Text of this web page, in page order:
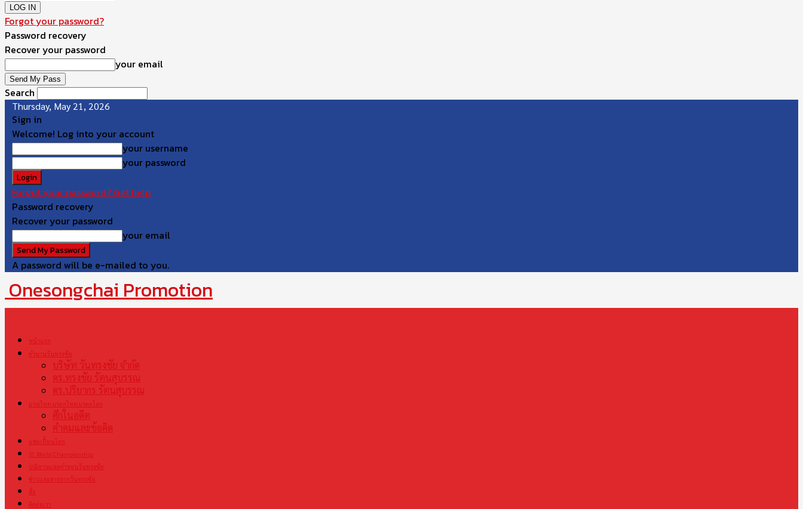
Forgot your password?
Password recovery
Recover your password
your email
Search
Thursday, May 21, 2026
Sign in
Welcome! Log into your account
your username
your password
Forgot your password? Get help
Password recovery
Recover your password
your email
A password will be e-mailed to you.
Onesongchai Promotion
หน้าแรก
ตำนานวันทรงชัย
บริษัท วันทรงชัย จำกัด
ดร.ทรงชัย รัตนสุบรรณ
ดร.ปริยากร รัตนสุบรรณ
มวยไทย มรดกไทย มรดกโลก
ศึกในอดีต
คำคมและข้อคิด
แชมเปี้ยนโลก
S1 World Championship
ปณิธานและคำสอนวันทรงชัย
ข่าวและสารจากวันทรงชัย
สื่อ
ติดต่อเรา